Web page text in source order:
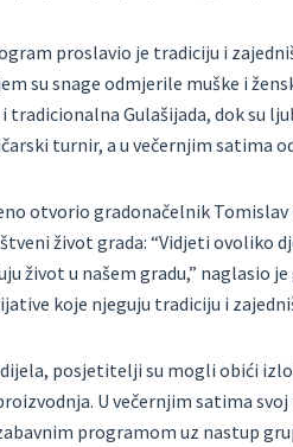
proslavio je tradiciju i
su snage odmjerile muške i
tradicionalna Gulašijada, dok su
turnir, a u večernjim satima
otvorio gradonačelnik
život grada: “Vidjeti ovoliko
život u našem gradu,” naglasio
koje njeguju tradiciju i
posjetitelji su mogli obići
U večernjim satima
programom uz nastup